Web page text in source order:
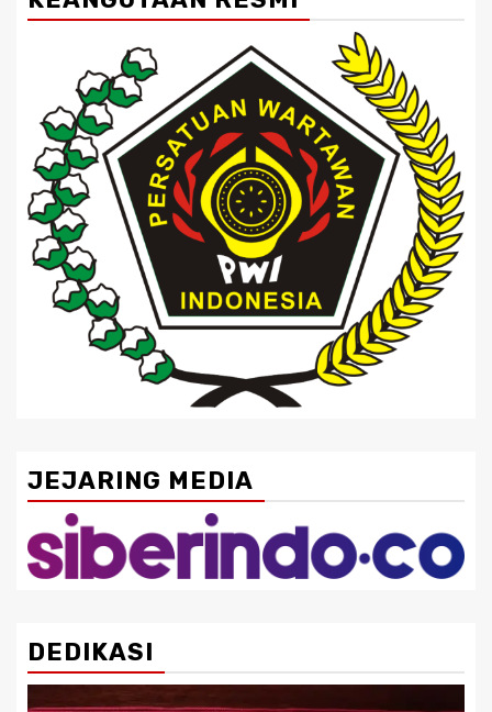
JEJARING MEDIA
DEDIKASI